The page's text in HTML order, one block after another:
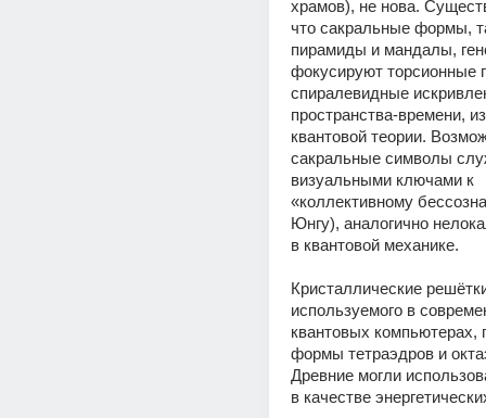
храмов), не нова.
что сакральные формы,
пирамиды и мандалы,
фокусируют торсионные
спиралевидные
пространства-времени,
квантовой теории.
сакральные символы
визуальными ключами к
«коллективному
Юнгу), аналогично
в квантовой механике.
Кристаллические
используемого в
квантовых компьютерах,
формы тетраэдров и
Древние могли